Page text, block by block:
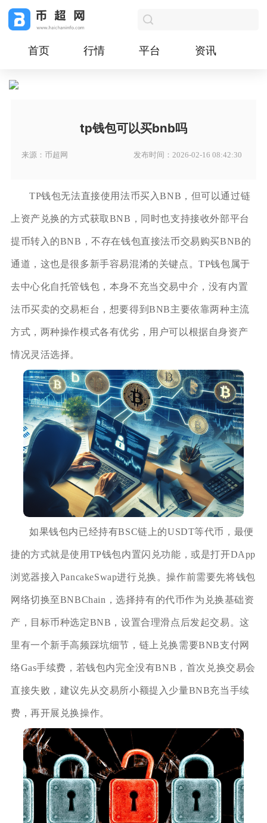
首页 行情 平台 资讯
tp钱包可以买bnb吗
来源：币超网 发布时间：2026-02-16 08:42:30
TP钱包无法直接使用法币买入BNB，但可以通过链
上资产兑换的方式获取BNB，同时也支持接收外部平台
提币转入的BNB，不存在钱包直接法币交易购买BNB的
通道，这也是很多新手容易混淆的关键点。TP钱包属于
去中心化自托管钱包，本身不充当交易中介，没有内置
法币买卖的交易柜台，想要得到BNB主要依靠两种主流
方式，两种操作模式各有优劣，用户可以根据自身资产
情况灵活选择。
如果钱包内已经持有BSC链上的USDT等代币，最便
捷的方式就是使用TP钱包内置闪兑功能，或是打开DApp
浏览器接入PancakeSwap进行兑换。操作前需要先将钱包
网络切换至BNBChain，选择持有的代币作为兑换基础资
产，目标币种选定BNB，设置合理滑点后发起交易。这
里有一个新手高频踩坑细节，链上兑换需要BNB支付网
络Gas手续费，若钱包内完全没有BNB，首次兑换交易会
直接失败，建议先从交易所小额提入少量BNB充当手续
费，再开展兑换操作。